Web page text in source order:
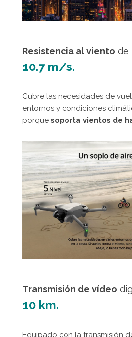
Resistencia al viento de
10.7 m/s.
Cubre las necesidades de
entornos y condiciones
porque soporta vientos de
Transmisión de vídeo
10 km.
Equipado con la transmisión